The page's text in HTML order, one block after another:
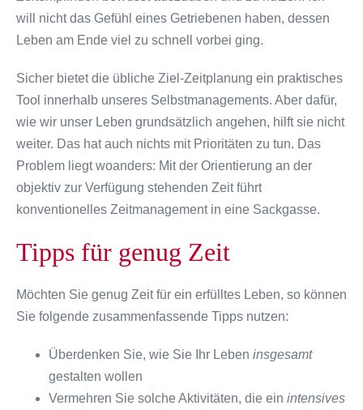
will nicht das Gefühl eines Getriebenen haben, dessen
Leben am Ende viel zu schnell vorbei ging.
Sicher bietet die übliche Ziel-Zeitplanung ein praktisches
Tool innerhalb unseres Selbstmanagements. Aber dafür,
wie wir unser Leben grundsätzlich angehen, hilft sie nicht
weiter. Das hat auch nichts mit Prioritäten zu tun. Das
Problem liegt woanders: Mit der Orientierung an der
objektiv zur Verfügung stehenden Zeit führt
konventionelles Zeitmanagement in eine Sackgasse.
Tipps für genug Zeit
Möchten Sie genug Zeit für ein erfülltes Leben, so können
Sie folgende zusammenfassende Tipps nutzen:
Überdenken Sie, wie Sie Ihr Leben insgesamt
gestalten wollen
Vermehren Sie solche Aktivitäten, die ein intensives